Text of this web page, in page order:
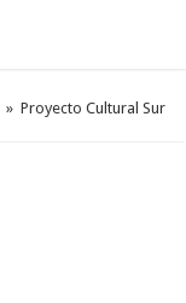
» Proyecto Cultural Sur